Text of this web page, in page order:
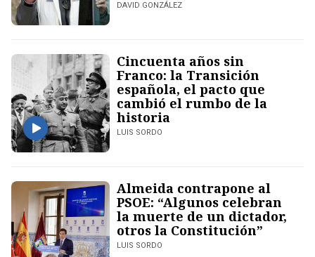
DAVID GONZÁLEZ
Cincuenta años sin
Franco: la Transición
española, el pacto que
cambió el rumbo de la
historia
LUIS SORDO
Almeida contrapone al
PSOE: “Algunos celebran
la muerte de un dictador,
otros la Constitución”
LUIS SORDO